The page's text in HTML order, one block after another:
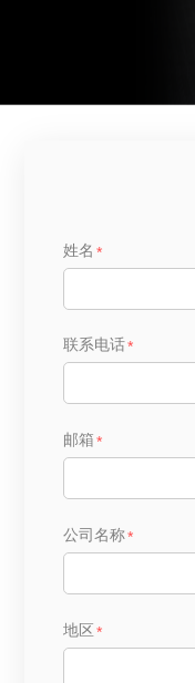
姓名
联系电话
邮箱
公司名称
地区